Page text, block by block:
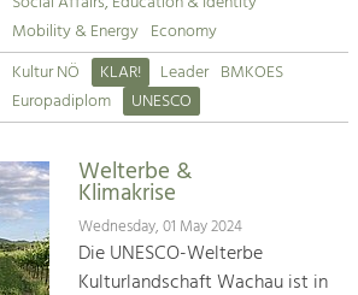
and Positioning
Research.
Mobility & Energy Economy
Kultur NÖ KLAR! Leader BMKOES
Europadiplom
UNESCO
Welterbe &
Klimakrise
Wednesday, 01 May 2024
Die UNESCO-Welterbe
Kulturlandschaft Wachau ist in